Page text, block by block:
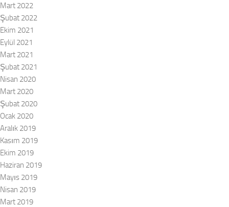
Mart 2022
Şubat 2022
Ekim 2021
Eylül 2021
Mart 2021
Şubat 2021
Nisan 2020
Mart 2020
Şubat 2020
Ocak 2020
Aralık 2019
Kasım 2019
Ekim 2019
Haziran 2019
Mayıs 2019
Nisan 2019
Mart 2019